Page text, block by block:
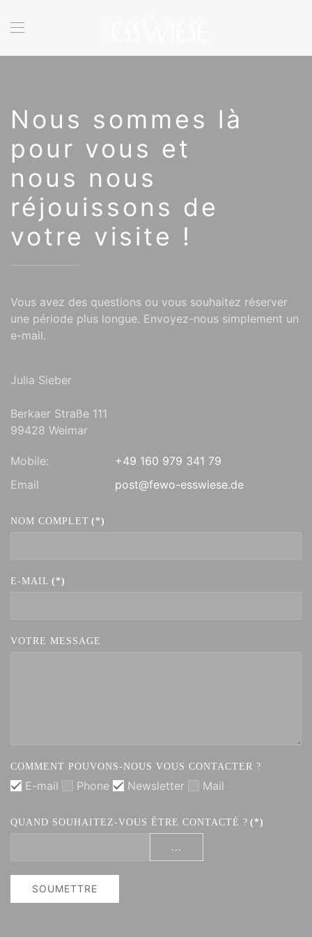
Accéder au contenu principal
Nous sommes là
pour vous et
nous nous
réjouissons de
votre visite !
Vous avez des questions ou vous souhaitez réserver
une période plus longue. Envoyez-nous simplement un
e-mail.
Julia Sieber
Berkaer Straße 111
99428 Weimar
Mobile:
+49 160 979 341 79
Email
post@fewo-esswiese.de
NOM COMPLET (*)
E-MAIL (*)
VOTRE MESSAGE
COMMENT POUVONS-NOUS VOUS CONTACTER ?
E-mail Phone Newsletter Mail
QUAND SOUHAITEZ-VOUS ÊTRE CONTACTÉ ? (*)
...
SOUMETTRE